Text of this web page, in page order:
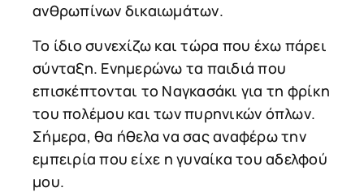
ανθρωπίνων δικαιωμάτων.
Το ίδιο συνεχίζω και τώρα που έχω πάρει
σύνταξη. Ενημερώνω τα παιδιά που
επισκέπτονται το Ναγκασάκι για τη φρίκη
του πολέμου και των πυρηνικών όπλων.
Σήμερα, θα ήθελα να σας αναφέρω την
εμπειρία που είχε η γυναίκα του αδελφού
μου.